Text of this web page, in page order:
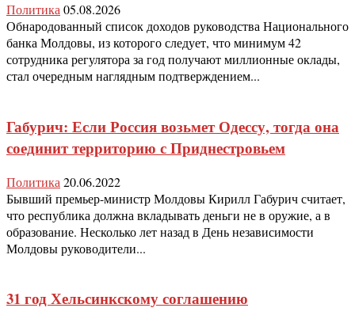
Политика 05.08.2026
Обнародованный список доходов руководства Национального
банка Молдовы, из которого следует, что минимум 42
сотрудника регулятора за год получают миллионные оклады,
стал очередным наглядным подтверждением...
Габурич: Если Россия возьмет Одессу, тогда она
соединит территорию с Приднестровьем
Политика 20.06.2022
Бывший премьер-министр Молдовы Кирилл Габурич считает,
что республика должна вкладывать деньги не в оружие, а в
образование. Несколько лет назад в День независимости
Молдовы руководители...
31 год Хельсинкскому соглашению